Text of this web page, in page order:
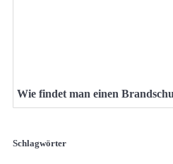
Wie findet man einen
Schlagwörter